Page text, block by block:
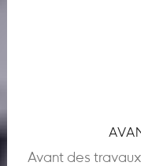
Avant des